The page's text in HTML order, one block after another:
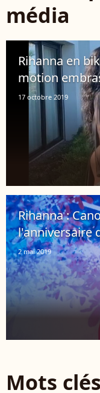
média
Rihanna en
motion
17 octobre 2019
Rihanna :
l'anniversaire
2 mai 2019
Mots clés